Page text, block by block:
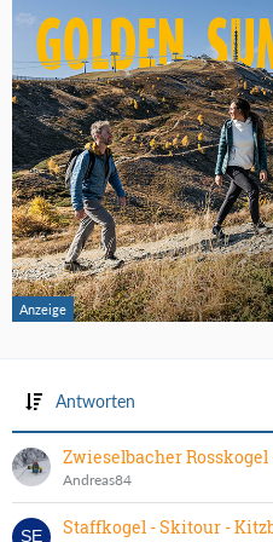
Antworten
Zwieselbacher
Andreas84
Staffkogel - Skitour -